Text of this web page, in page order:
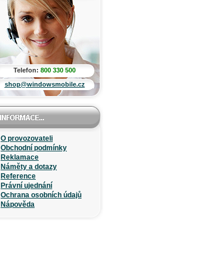
Telefon: 800 330 500
shop@windowsmobile.cz
O provozovateli
Obchodní podmínky
Reklamace
Náměty a dotazy
Reference
Právní ujednání
Ochrana osobních údajů
Nápověda